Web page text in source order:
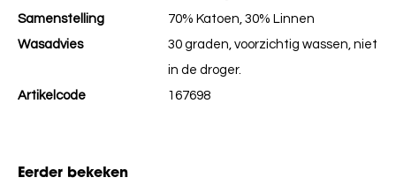
Samenstelling
70% Katoen, 30% Linnen
Wasadvies
30 graden, voorzichtig wassen, niet
in de droger.
Artikelcode
167698
Eerder bekeken